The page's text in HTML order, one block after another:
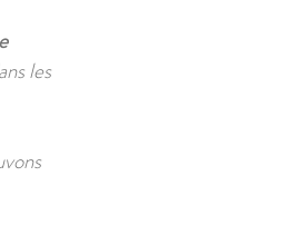
les